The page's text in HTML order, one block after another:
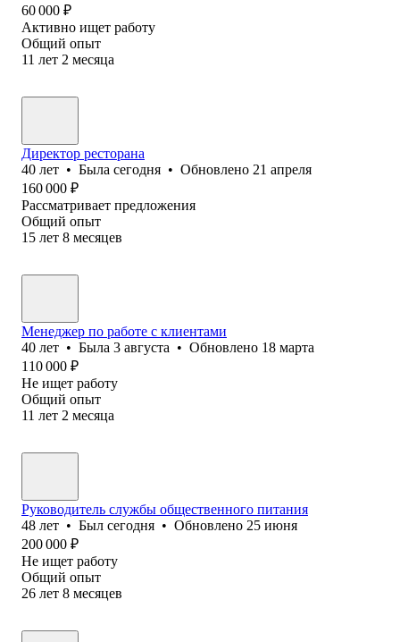
60 000 ₽
Активно ищет работу
Общий опыт
11 лет 2 месяца
Директор ресторана
40 лет • Была сегодня • Обновлено 21 апреля
160 000 ₽
Рассматривает предложения
Общий опыт
15 лет 8 месяцев
Менеджер по работе с клиентами
40 лет • Была 3 августа • Обновлено 18 марта
110 000 ₽
Не ищет работу
Общий опыт
11 лет 2 месяца
Руководитель службы общественного питания
48 лет • Был сегодня • Обновлено 25 июня
200 000 ₽
Не ищет работу
Общий опыт
26 лет 8 месяцев